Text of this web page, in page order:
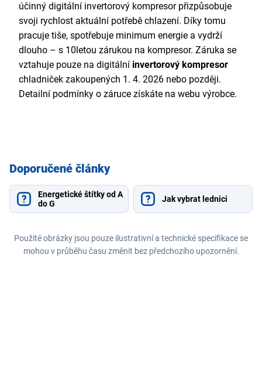
účinný digitální invertorový kompresor přizpůsobuje
svoji rychlost aktuální potřebě chlazení. Díky tomu
pracuje tiše, spotřebuje minimum energie a vydrží
dlouho – s 10letou zárukou na kompresor. Záruka se
vztahuje pouze na digitální invertorový kompresor
chladniček zakoupených 1. 4. 2026 nebo později.
Detailní podmínky o záruce získáte na webu výrobce.
Doporučené články
Energetické štítky od A
do G
Jak vybrat lednici
Použité obrázky jsou pouze ilustrativní a technické specifikace se
mohou v průběhu času změnit bez předchozího upozornění.